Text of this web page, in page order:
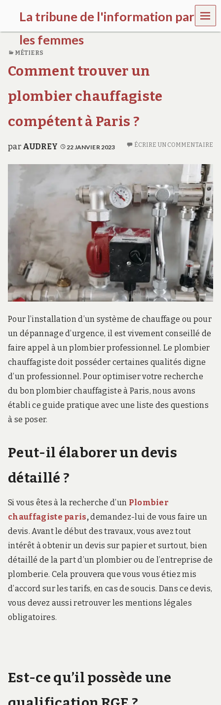
La tribune de l'information par
les femmes
a
t
i
n
w
m
w
a
r
MEN
U
MÉTIERS
Comment trouver un
plombier chauffagiste
compétent à Paris ?
par AUDREY 22 JANVIER 2023 ÉCRIRE UN COMMENTAIRE
Pour l’installation d’un système de chauffage ou pour
un dépannage d’urgence, il est vivement conseillé de
faire appel à un plombier professionnel. Le plombier
chauffagiste doit posséder certaines qualités digne
d’un professionnel. Pour optimiser votre recherche
du bon plombier chauffagiste à Paris, nous avons
établi ce guide pratique avec une liste des questions
à se poser.
Peut-il élaborer un devis
détaillé ?
Si vous êtes à la recherche d’un Plombier
chauffagiste paris,demandez-lui de vous faire un
devis. Avant le début des travaux, vous avez tout
intérêt à obtenir un devis sur papier et surtout, bien
détaillé de la part d’un plombier ou de l’entreprise de
plomberie. Cela prouvera que vous vous étiez mis
d’accord sur les tarifs, en cas de soucis. Dans ce devis,
vous devez aussi retrouver les mentions légales
obligatoires.
Est-ce qu’il possède une